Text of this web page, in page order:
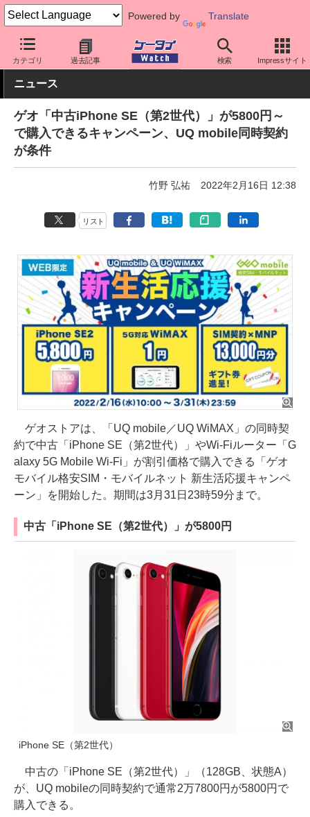
Powered by Translate
カテゴリ 過去記事 検索 Impressサイト
ケータイ Watch OS iPhone (iOS) iPhone本体
ニュース
ゲオ「中古iPhone SE（第2世代）」が5800円～
で購入できるキャンペーン、UQ mobile同時契約
が条件
竹野 弘祐 2022年2月16日 12:38
リスト
ゲオストアは、「UQ mobile／UQ WiMAX」の同時契
約で中古「iPhone SE（第2世代）」やWi-Fiルーター「G
alaxy 5G Mobile Wi-Fi」が割引価格で購入できる「ゲオ
モバイル格安SIM・モバイルネット 新生活応援キャンペ
ーン」を開始した。期間は3月31日23時59分まで。
中古「iPhone SE（第2世代）」が5800円
iPhone SE（第2世代）
中古の「iPhone SE（第2世代）」（128GB、状態A）
が、UQ mobileの同時契約で通常2万7800円が5800円で
購入できる。